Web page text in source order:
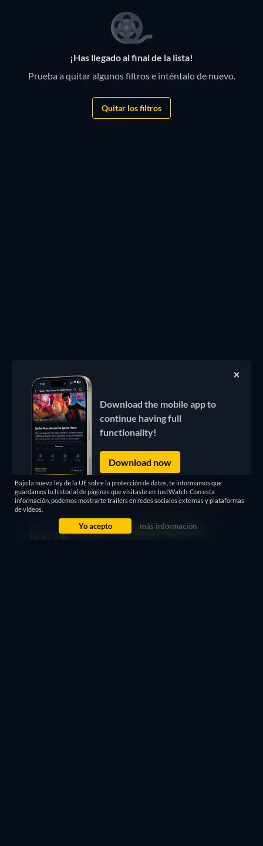
¡Has llegado al final de la lista!
Prueba a quitar algunos filtros e inténtalo de nuevo.
Quitar los filtros
Bajo la nueva ley de la UE sobre la protección de datos, te informamos que
guardamos tu historial de páginas que visitaste en JustWatch. Con esta
información, podemos mostrarte trailers en redes sociales externas y plataformas
de videos.
Yo acepto más información
Download the mobile app to
continue having full
functionality!
Download now